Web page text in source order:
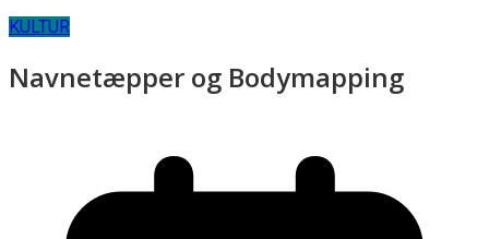
KULTUR
Navnetæpper og Bodymapping